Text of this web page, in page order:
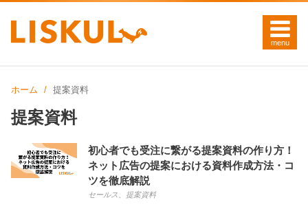
ホーム 提案資料
提案資料
初心者でも受注に繋がる提案資料の作り方！
ネット広告の提案における資料作成方法・コ
ツを徹底解説
セールス 提案資料